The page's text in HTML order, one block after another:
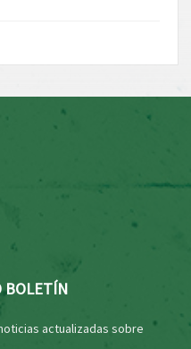
BOLETÍN
actualizadas sobre